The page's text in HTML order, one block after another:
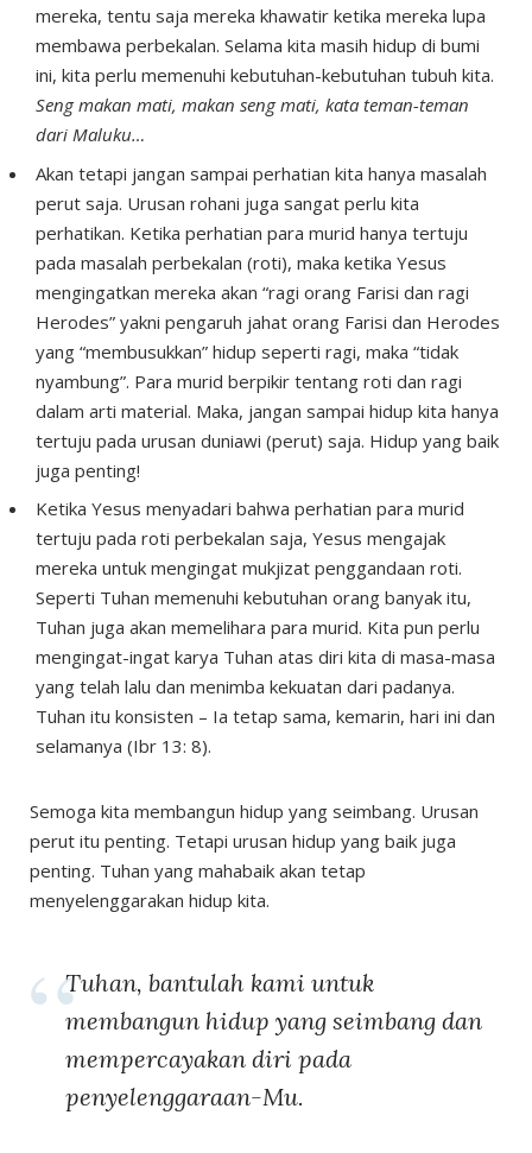
mereka, tentu saja mereka khawatir ketika mereka lupa
membawa perbekalan. Selama kita masih hidup di bumi
ini, kita perlu memenuhi kebutuhan-kebutuhan tubuh kita.
Seng makan mati, makan seng mati, kata teman-teman
dari Maluku…
Akan tetapi jangan sampai perhatian kita hanya masalah
perut saja. Urusan rohani juga sangat perlu kita
perhatikan. Ketika perhatian para murid hanya tertuju
pada masalah perbekalan (roti), maka ketika Yesus
mengingatkan mereka akan “ragi orang Farisi dan ragi
Herodes” yakni pengaruh jahat orang Farisi dan Herodes
yang “membusukkan” hidup seperti ragi, maka “tidak
nyambung”. Para murid berpikir tentang roti dan ragi
dalam arti material. Maka, jangan sampai hidup kita hanya
tertuju pada urusan duniawi (perut) saja. Hidup yang baik
juga penting!
Ketika Yesus menyadari bahwa perhatian para murid
tertuju pada roti perbekalan saja, Yesus mengajak
mereka untuk mengingat mukjizat penggandaan roti.
Seperti Tuhan memenuhi kebutuhan orang banyak itu,
Tuhan juga akan memelihara para murid. Kita pun perlu
mengingat-ingat karya Tuhan atas diri kita di masa-masa
yang telah lalu dan menimba kekuatan dari padanya.
Tuhan itu konsisten – Ia tetap sama, kemarin, hari ini dan
selamanya (Ibr 13: 8).
Semoga kita membangun hidup yang seimbang. Urusan
perut itu penting. Tetapi urusan hidup yang baik juga
penting. Tuhan yang mahabaik akan tetap
menyelenggarakan hidup kita.
Tuhan, bantulah kami untuk
membangun hidup yang seimbang dan
mempercayakan diri pada
penyelenggaraan-Mu.